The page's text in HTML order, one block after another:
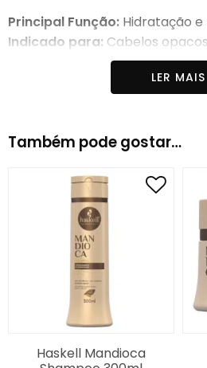
Principal Função: Hidratação e
Indicado para: Cabelos
aqua (water),
26, ammonium chloride, glycol
amodimethicone, guar
chloride, PEG-150 distearate,
sodium sulfate, propylene
EDTA, citric acid, manihot
citrate, trideceth-12,
cinnamaal, alpha-isomethyl
nalool, magnesium nitrate,
methylpropioral, sodium
methylchloroisothiazolinone
methylisothiazolinone
O-phenylphenol, Cl 19140, CI
LER MAIS
Também pode gostar…
Haskell Mandioca